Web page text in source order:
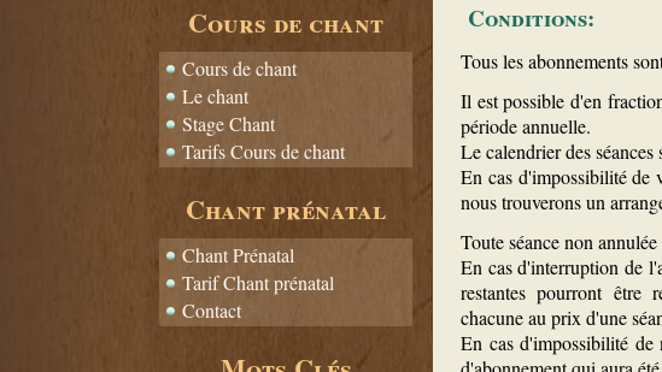
Cours de chant
Cours de chant
Le chant
Stage Chant
Tarifs Cours de chant
Chant prénatal
Chant Prénatal
Tarif Chant prénatal
Contact
Conditions:
Tous les abonnements
Il est possible d'en
période annuelle.
Le calendrier des
En cas d'impossibilité de
nous trouverons un
Toute séance non
En cas d'interruption de
restantes pourront être
chacune au prix d'une
En cas d'impossibilité de